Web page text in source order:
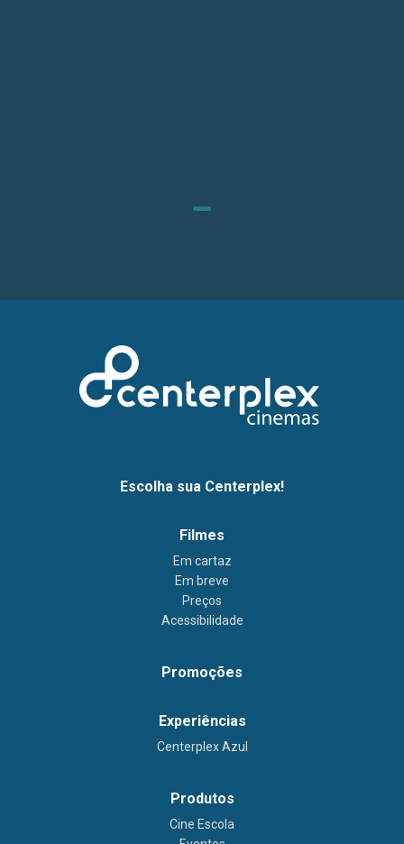
Escolha sua Centerplex!
Filmes
Em cartaz
Em breve
Preços
Acessibilidade
Promoções
Experiências
Centerplex Azul
Produtos
Cine Escola